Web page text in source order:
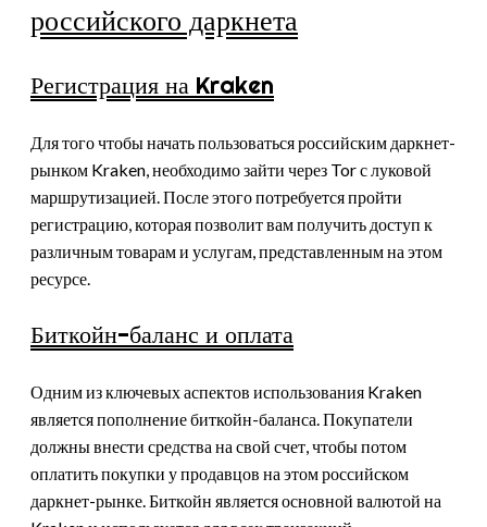
российского даркнета
Регистрация на Kraken
Для того чтобы начать пользоваться российским даркнет-
рынком Kraken, необходимо зайти через Tor с луковой
маршрутизацией. После этого потребуется пройти
регистрацию, которая позволит вам получить доступ к
различным товарам и услугам, представленным на этом
ресурсе.
Биткойн-баланс и оплата
Одним из ключевых аспектов использования Kraken
является пополнение биткойн-баланса. Покупатели
должны внести средства на свой счет, чтобы потом
оплатить покупки у продавцов на этом российском
даркнет-рынке. Биткойн является основной валютой на